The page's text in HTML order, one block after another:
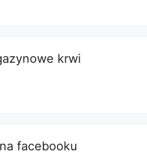
krwi
facebooku